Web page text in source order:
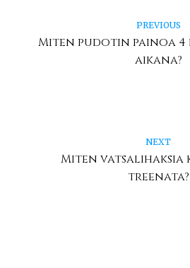
PREVIOUS
Miten pudotin painoa
aikana?
NEXT
Miten
treenata?